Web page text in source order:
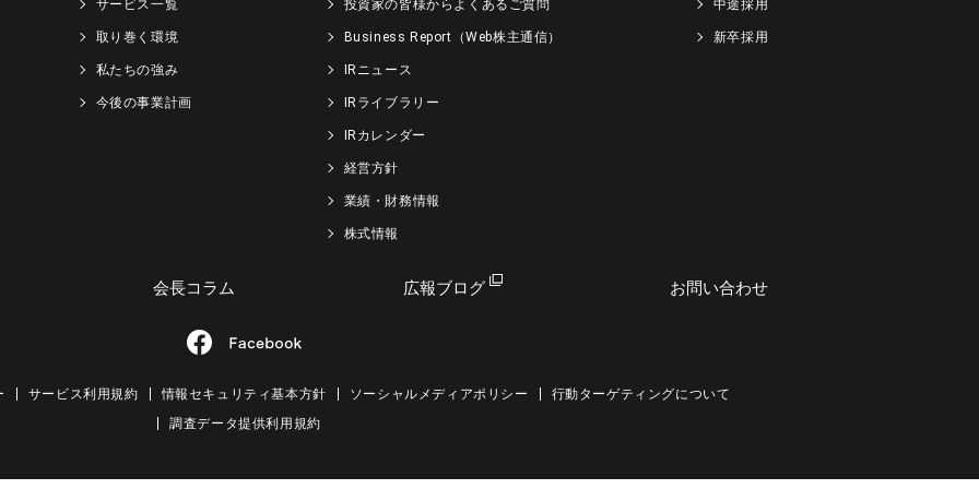
サービス一覧
取り巻く環境
私たちの強み
今後の事業計画
投資家の皆様からよくあるご質問
Business Report（Web株主通信）
IRニュース
IRライブラリー
IRカレンダー
経営方針
業績・財務情報
株式情報
中途採用
新卒採用
会長コラム 広報ブログ お問い合わせ
サービス利用規約 情報セキュリティ基本方針 ソーシャルメディアポリシー
行動ターゲティングについて
調査データ提供利用規約